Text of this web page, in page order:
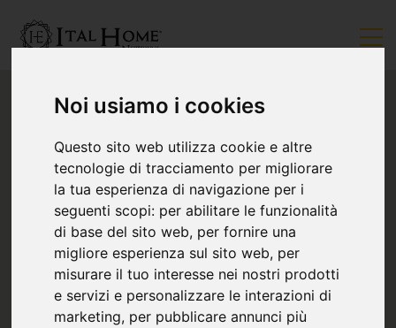
Noi usiamo i cookies
Questo sito web utilizza cookie e altre
tecnologie di tracciamento per migliorare
la tua esperienza di navigazione per i
seguenti scopi: per abilitare le funzionalità
di base del sito web, per fornire una
migliore esperienza sul sito web, per
misurare il tuo interesse nei nostri prodotti
e servizi e personalizzare le interazioni di
marketing, per pubblicare annunci più